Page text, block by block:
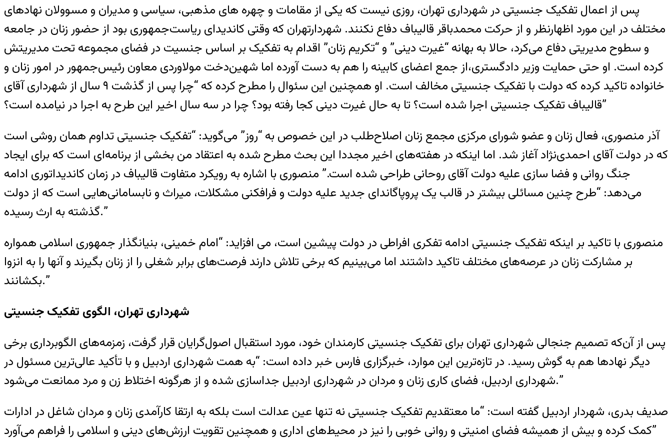
پس از اعمال تفکیک جنسیتی در شهرداری تهران، روزی نیست که یکی از مقامات و چهره های مذهبی، سیاسی و مدیران و مسوولان نهادهای
مختلف در این مورد اظهارنظر و از حرکت محمدباقر قالیباف دفاع نکنند. شهردارتهران که وقتی کاندیدای ریاست‌جمهوری بود از حضور زنان در جامعه
و سطوح مدیریتی دفاع می‌کرد، حالا به بهانه‌ “غیرت دینی” و “تکریم زنان” اقدام به تفکیک بر اساس جنسیت در فضای مجموعه تحت مدیریتش
کرده است. او حتی حمایت وزیر دادگستری،از جمع اعضای کابینه را هم به دست آورده اما شهین‌دخت مولاوردی معاون رئیس‌جمهور در امور زنان و
خانواده تاکید کرده که دولت با تفکیک جنسیتی مخالف است. او همچنین این سئوال را مطرح کرده که “چرا پس از گذشت ۹ سال از شهرداری آقای
قالیباف تفکیک جنسیتی اجرا شده است؟ تا به حال غیرت دینی کجا رفته بود؟ چرا در سه سال اخیر این طرح به اجرا در نیامده است؟”
آذر منصوری، فعال زنان و عضو شورای مرکزی مجمع زنان اصلاح‌طلب در این خصوص به “روز” می‌گوید: “تفکیک جنسیتی تداوم همان روشی است
که در دولت آقای احمدی‌نژاد آغاز شد. اما اینکه در هفته‌های اخیر مجددا این بحث مطرح شده به اعتقاد من بخشی از برنامه‌ای است که برای ایجاد
جنگ روانی و فضا سازی علیه دولت آقای روحانی طراحی شده است.” منصوری با اشاره به رویکرد متفاوت قالیباف در زمان کاندیداتوری ادامه
می‌دهد: “طرح چنین مسائلی بیشتر در قالب یک پروپاگاندای جدید علیه دولت و فرافکنی مشکلات، میراث و نابسامانی‌هایی است که از دولت
گذشته به ارث رسیده.”
منصوری با تاکید بر اینکه تفکیک جنسیتی ادامه تفکری افراطی در دولت پیشین است، می‌ افزاید: “امام خمینی، بنیانگذار جمهوری اسلامی همواره
بر مشارکت زنان در عرصه‌های مختلف تاکید داشتند اما می‌بینیم که برخی تلاش دارند فرصت‌های برابر شغلی را از زنان بگیرند و آنها را به انزوا
بکشانند.”
شهرداری تهران، الگوی تفکیک جنسیتی
پس از آن‌که تصمیم جنجالی شهرداری تهران برای تفکیک جنسیتی کارمندان خود، مورد استقبال اصول‌گرایان قرار گرفت، زمزمه‌های الگوبرداری برخی
دیگر نهادها هم به گوش رسید. در تازه‌ترین این موارد، خبرگزاری فارس خبر داده است: “به همت شهرداری اردبیل و با تأکید عالی‌ترین مسئول در
شهرداری اردبیل، فضای کاری زنان و مردان در شهرداری اردبیل جداسازی شده و از هرگونه اختلاط زن و مرد ممانعت می‌شود.”
صدیف بدری، شهردار اردبیل گفته است: “ما معتقدیم تفکیک جنسیتی نه تنها عین عدالت است بلکه به ارتقا کارآمدی زنان و مردان شاغل در ادارات
کمک کرده و بیش از همیشه فضای امنیتی و روانی خوبی را نیز در محیط‌های اداری و همچنین تقویت ارزش‌های دینی و اسلامی را فراهم می‌آورد”